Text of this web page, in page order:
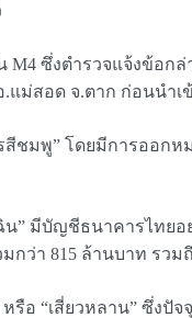
ซึ่งตำรวจแจ้งข้อ
.แม่สอด จ.ตาก ก่อนนำ
มพู” โดยมีการออกห
น” มีบัญชีธนาคารไท
กว่า 815 ล้านบาท รว
รือ “เสี่ยวหลาน” ซึ่ง